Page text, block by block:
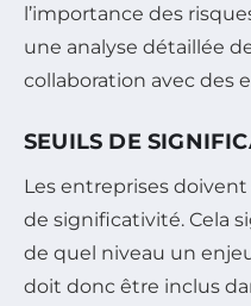
l’importance des
une analyse détaillée
collaboration avec des
SEUILS DE
Les entreprises
de significativité. Cela
de quel niveau un
doit donc être inclus